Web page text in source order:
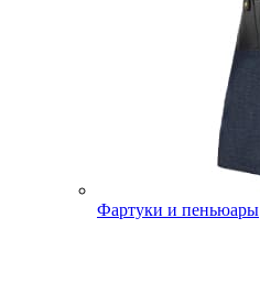
Фартуки и пеньюары